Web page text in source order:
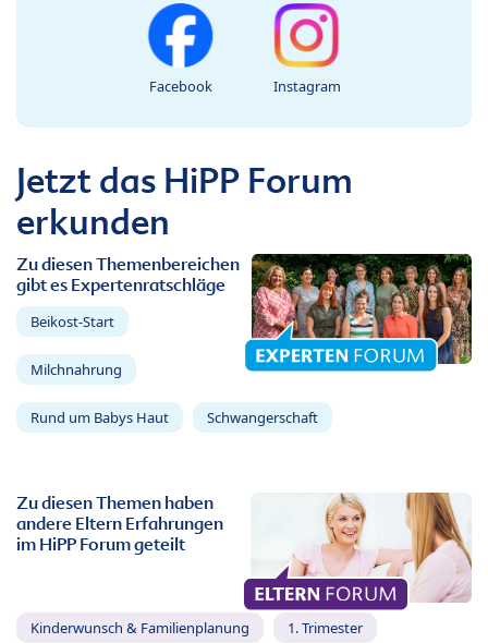
Facebook Instagram
Jetzt das HiPP Forum
erkunden
Zu diesen Themenbereichen
gibt es Expertenratschläge
Beikost-Start
Milchnahrung
Rund um Babys Haut Schwangerschaft
Zu diesen Themen haben
andere Eltern Erfahrungen
im HiPP Forum geteilt
Kinderwunsch & Familienplanung 1. Trimester